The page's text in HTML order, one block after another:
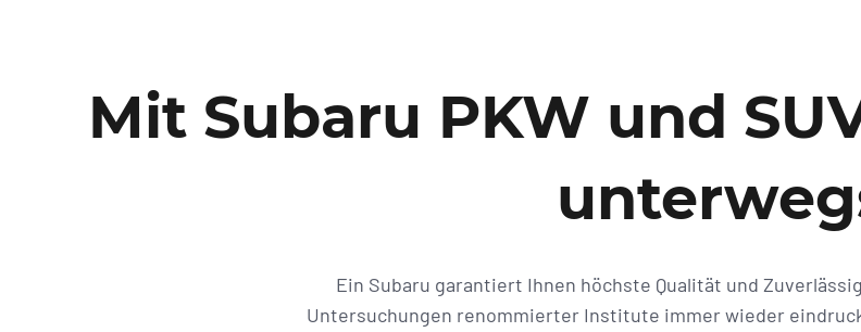
Mit Subaru PKW und
Ein Subaru garantiert Ihnen höchste Qualität und
Untersuchungen renommierter Institute immer wieder